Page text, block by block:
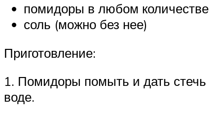
помидоры в любом количестве
соль (можно без нее)
Приготовление:
1. Помидоры помыть и дать стечь
воде.